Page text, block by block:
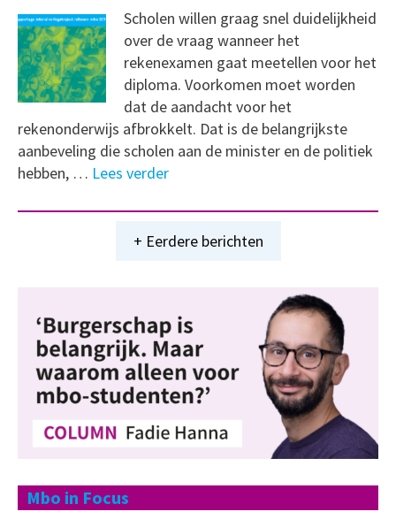
Scholen willen graag snel duidelijkheid
over de vraag wanneer het
rekenexamen gaat meetellen voor het
diploma. Voorkomen moet worden
dat de aandacht voor het
rekenonderwijs afbrokkelt. Dat is de belangrijkste
aanbeveling die scholen aan de minister en de politiek
hebben, … Lees verder
+ Eerdere berichten
Mbo in Focus